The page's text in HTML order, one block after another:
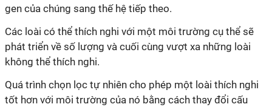
gen của chúng sang thế hệ tiếp theo.
Các loài có thể thích nghi với một môi trường cụ thể sẽ
phát triển về số lượng và cuối cùng vượt xa những loài
không thể thích nghi.
Quá trình chọn lọc tự nhiên cho phép một loài thích nghi
tốt hơn với môi trường của nó bằng cách thay đổi cấu